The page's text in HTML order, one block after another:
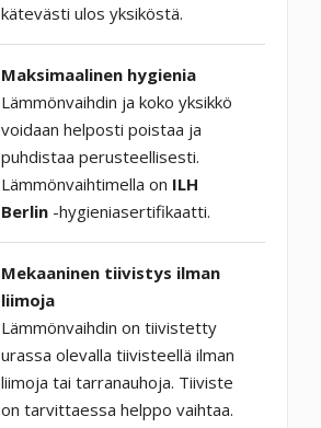
kätevästi ulos yksiköstä.
Maksimaalinen hygienia
Lämmönvaihdin ja koko yksikkö
voidaan helposti poistaa ja
puhdistaa perusteellisesti.
Lämmönvaihtimella on ILH
Berlin -hygieniasertifikaatti.
Mekaaninen tiivistys ilman
liimoja
Lämmönvaihdin on tiivistetty
urassa olevalla tiivisteellä ilman
liimoja tai tarranauhoja. Tiiviste
on tarvittaessa helppo vaihtaa.